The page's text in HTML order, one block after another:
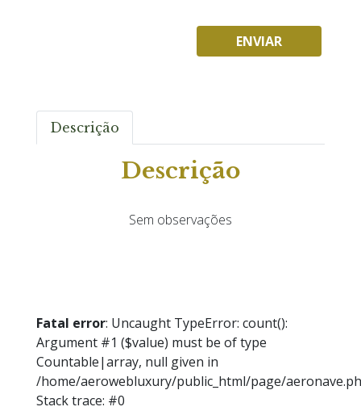
ENVIAR
Descrição
Descrição
Sem observações
Fatal error: Uncaught TypeError: count():
Argument #1 ($value) must be of type
Countable|array, null given in
/home/aerowebluxury/public_html/page/
Stack trace: #0